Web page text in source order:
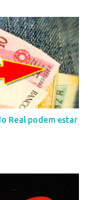
Real podem estar